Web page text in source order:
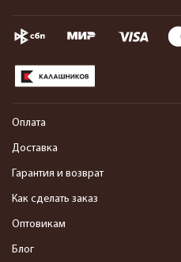
Оплата
Доставка
Гарантия и возврат
Как сделать заказ
Оптовикам
Блог